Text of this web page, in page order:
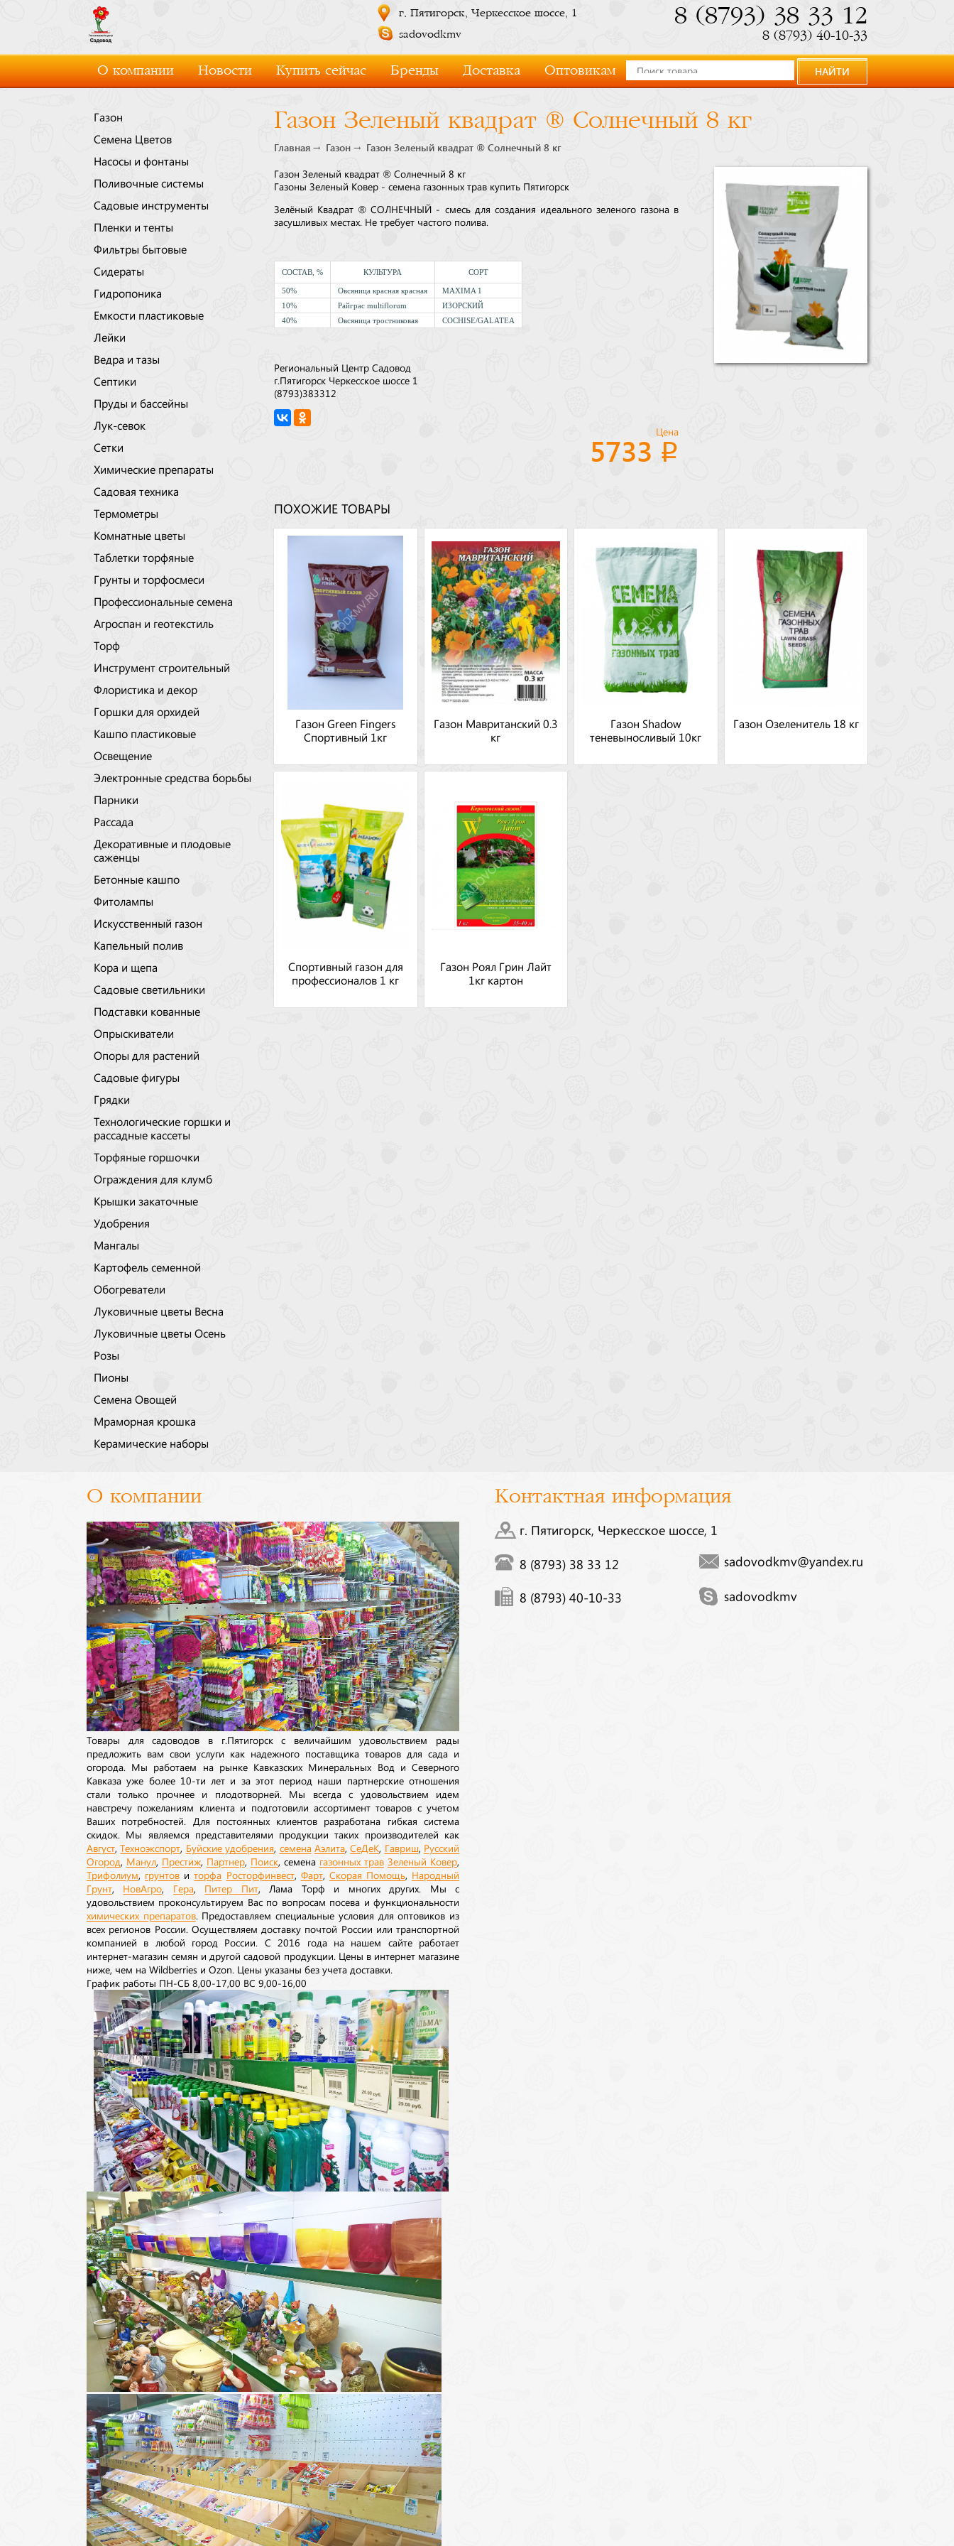
г. Пятигорск, Черкесское шоссе, 1
sadovodkmv
8 (8793) 38 33 12
8 (8793) 40-10-33
О компании Новости Купить сейчас Бренды Доставка Оптовикам НАЙТИ
Газон
Семена Цветов
Насосы и фонтаны
Поливочные системы
Садовые инструменты
Пленки и тенты
Фильтры бытовые
Сидераты
Гидропоника
Емкости пластиковые
Лейки
Ведра и тазы
Септики
Пруды и бассейны
Лук-севок
Сетки
Химические препараты
Садовая техника
Термометры
Комнатные цветы
Таблетки торфяные
Грунты и торфосмеси
Профессиональные семена
Агроспан и геотекстиль
Торф
Инструмент строительный
Флористика и декор
Горшки для орхидей
Кашпо пластиковые
Освещение
Электронные средства борьбы
Парники
Рассада
Декоративные и плодовые
саженцы
Бетонные кашпо
Фитолампы
Искусственный газон
Капельный полив
Кора и щепа
Садовые светильники
Подставки кованные
Опрыскиватели
Опоры для растений
Садовые фигуры
Грядки
Технологические горшки и
рассадные кассеты
Торфяные горшочки
Ограждения для клумб
Крышки закаточные
Удобрения
Мангалы
Картофель семенной
Обогреватели
Луковичные цветы Весна
Луковичные цветы Осень
Розы
Пионы
Семена Овощей
Мраморная крошка
Керамические наборы
Газон Зеленый квадрат ® Солнечный 8 кг
Главная Газон Газон Зеленый квадрат ® Солнечный 8 кг
Газон Зеленый квадрат ® Солнечный 8 кг
Газоны Зеленый Ковер - семена газонных трав купить Пятигорск
Зелёный Квадрат ® СОЛНЕЧНЫЙ - смесь для создания идеального зеленого газона в
засушливых местах. Не требует частого полива.
СОСТАВ, % КУЛЬТУРА СОРТ
50% Овсяница красная красная
MAXIMA 1
10%
Райграс multiflorum
ИЗОРСКИЙ
40%
Овсяница тростниковая COCHISE/GALATEA
Региональный Центр Садовод
г.Пятигорск Черкесское шоссе 1
(8793)383312
Цена
5733
ПОХОЖИЕ ТОВАРЫ
Газон Green Fingers
Спортивный 1кг
Газон Мавританский 0.3
кг
Газон Shadow
теневыносливый 10кг
Газон Озеленитель 18 кг
Спортивный газон для
профессионалов 1 кг
Газон Роял Грин Лайт
1кг картон
О компании
Товары для садоводов в г.Пятигорск с величайшим удовольствием рады
предложить вам свои услуги как надежного поставщика товаров для сада и
огорода. Мы работаем на рынке Кавказских Минеральных Вод и Северного
Кавказа уже более 10-ти лет и за этот период наши партнерские отношения
стали только прочнее и плодотворней. Мы всегда с удовольствием идем
навстречу пожеланиям клиента и подготовили ассортимент товаров с учетом
Ваших потребностей. Для постоянных клиентов разработана гибкая система
скидок. Мы являемся представителями продукции таких производителей как
Август ,Техноэкспорт Буйские удобрения семена Аэлита,СеДеК Гавриш Русский
Огород Манул Престиж Партнер Поиск , семена газонных трав Зеленый Ковер
Трифолиум грунтов иторфа Росторфинвест, Фарт, Скорая Помощь Народный
Грунт НовАгро Гера, Питер Пит, Лама Торф и многих других. Мы с
удовольствием проконсультируем Вас по вопросам посева и функциональности
химических препаратов. Предоставляем специальные условия для оптовиков из
всех регионов России. Осуществляем доставку почтой России или транспортной
компанией в любой город России. С 2016 года на нашем сайте работает
интернет-магазин семян и другой садовой продукции. Цены в интернет магазине
ниже, чем на Wildberries и Ozon. Цены указаны без учета доставки.
График работы ПН-СБ 8,00-17,00 ВС 9,00-16,00
Контактная информация
г. Пятигорск, Черкесское шоссе, 1
8 (8793) 38 33 12
8 (8793) 40-10-33
sadovodkmv@yandex.ru
sadovodkmv